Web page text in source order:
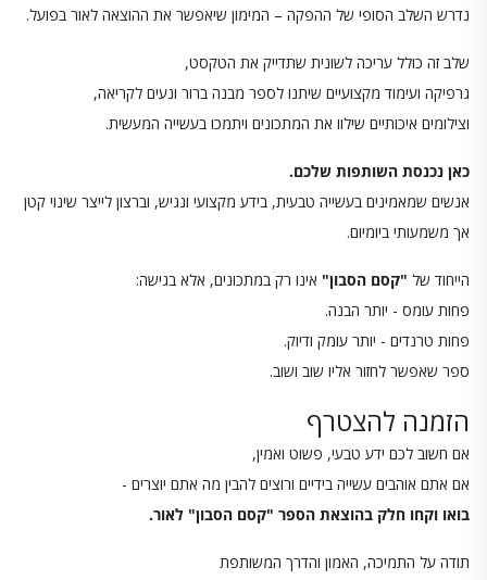
נדרש השלב הסופי של ההפקה – המימון שיאפשר את ההוצאה לאור בפועל.
שלב זה כולל עריכה לשונית שתדייק את הטקסט,
גרפיקה ועימוד מקצועיים שיתנו לספר מבנה ברור ונעים לקריאה,
וצילומים איכותיים שילוו את המתכונים ויתמכו בעשייה המעשית.
כאן נכנסת השותפות שלכם.
אנשים שמאמינים בעשייה טבעית, בידע מקצועי ונגיש, וברצון לייצר שינוי קטן
אך משמעותי ביומיום.
הייחוד של "קסם הסבון" אינו רק במתכונים, אלא בגישה:
פחות עומס - יותר הבנה.
פחות טרנדים - יותר עומק ודיוק.
ספר שאפשר לחזור אליו שוב ושוב.
הזמנה להצטרף
אם חשוב לכם ידע טבעי, פשוט ואמין,
אם אתם אוהבים עשייה בידיים ורוצים להבין מה אתם יוצרים -
בואו וקחו חלק בהוצאת הספר "קסם הסבון" לאור.
תודה על התמיכה, האמון והדרך המשותפת